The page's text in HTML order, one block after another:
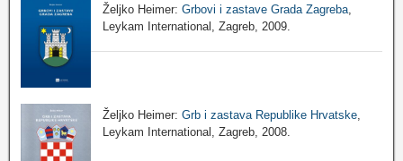
Željko Heimer: Grbovi i zastave Grada Zagreba
Leykam International, Zagreb, 2009.
Željko Heimer:Grb i zastava Republike Hrvatske
Leykam International, Zagreb, 2008.